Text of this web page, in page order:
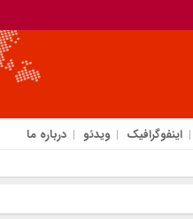
اینفوگرافیک ویدئو درباره ما